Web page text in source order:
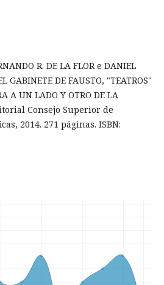
R. DE LA FLOR e DANIEL
GABINETE DE FAUSTO, "TEATROS"
A UN LADO Y OTRO DE LA
Consejo Superior de
2014. 271 páginas. ISBN: